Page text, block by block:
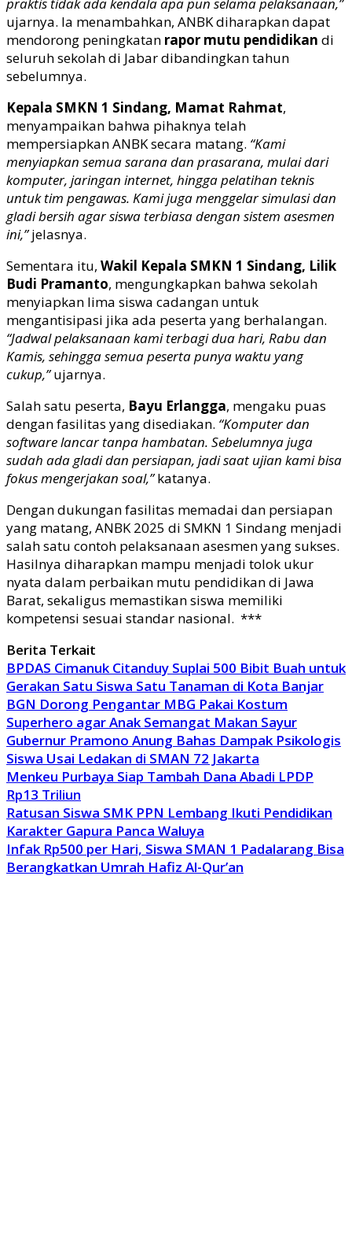
ujarnya. Ia menambahkan, ANBK diharapkan dapat
mendorong peningkatan rapor mutu pendidikan di
seluruh sekolah di Jabar dibandingkan tahun
sebelumnya.
Kepala SMKN 1 Sindang, Mamat Rahmat,
menyampaikan bahwa pihaknya telah
mempersiapkan ANBK secara matang. “Kami
menyiapkan semua sarana dan prasarana, mulai dari
komputer, jaringan internet, hingga pelatihan teknis
untuk tim pengawas. Kami juga menggelar simulasi dan
gladi bersih agar siswa terbiasa dengan sistem asesmen
ini,”jelasnya.
Sementara itu, Wakil Kepala SMKN 1 Sindang, Lilik
Budi Pramanto, mengungkapkan bahwa sekolah
menyiapkan lima siswa cadangan untuk
mengantisipasi jika ada peserta yang berhalangan.
“Jadwal pelaksanaan kami terbagi dua hari, Rabu dan
Kamis, sehingga semua peserta punya waktu yang
cukup,”ujarnya.
Salah satu peserta, Bayu Erlangga, mengaku puas
dengan fasilitas yang disediakan. “Komputer dan
software lancar tanpa hambatan. Sebelumnya juga
sudah ada gladi dan persiapan, jadi saat ujian kami bisa
fokus mengerjakan soal,”katanya.
Dengan dukungan fasilitas memadai dan persiapan
yang matang, ANBK 2025 di SMKN 1 Sindang menjadi
salah satu contoh pelaksanaan asesmen yang sukses.
Hasilnya diharapkan mampu menjadi tolok ukur
nyata dalam perbaikan mutu pendidikan di Jawa
Barat, sekaligus memastikan siswa memiliki
kompetensi sesuai standar nasional. ***
Berita Terkait
BPDAS Cimanuk Citanduy Suplai 500 Bibit Buah untuk
Gerakan Satu Siswa Satu Tanaman di Kota Banjar
BGN Dorong Pengantar MBG Pakai Kostum
Superhero agar Anak Semangat Makan Sayur
Gubernur Pramono Anung Bahas Dampak Psikologis
Siswa Usai Ledakan di SMAN 72 Jakarta
Menkeu Purbaya Siap Tambah Dana Abadi LPDP
Rp13 Triliun
Ratusan Siswa SMK PPN Lembang Ikuti Pendidikan
Karakter Gapura Panca Waluya
Infak Rp500 per Hari, Siswa SMAN 1 Padalarang Bisa
Berangkatkan Umrah Hafiz Al-Qur’an